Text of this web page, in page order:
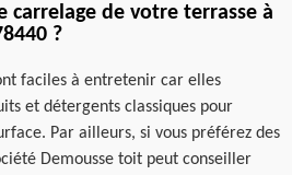
carrelage de votre terrasse à
?
faciles à entretenir car elles
et détergents classiques pour
Par ailleurs, si vous préférez des
Demousse toit peut conseiller